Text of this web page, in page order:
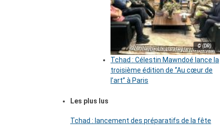
© (DR)
Tchad : Célestin Mawndoé lance la
troisième édition de ‘’Au cœur de
l’art’’ à Paris
Les plus lus
Tchad : lancement des préparatifs de la fête